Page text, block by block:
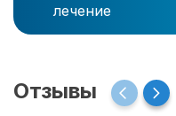
лечение
Отзывы